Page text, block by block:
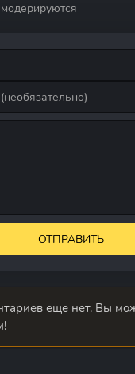
ОТПРАВИТЬ
еще нет. Вы